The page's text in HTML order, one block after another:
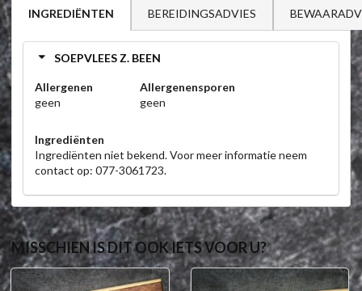
INGREDIËNTEN BEREIDINGSADVIES
SOEPVLEES Z. BEEN
Allergenen
geen
Allergenensporen
geen
Ingrediënten
Ingrediënten niet bekend. Voor meer informatie neem
contact op: 077-3061723.
MISSCHIEN IS DIT OOK IETS VOOR U?